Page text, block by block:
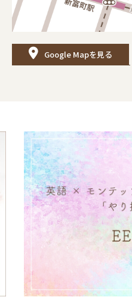
Google Mapを見る